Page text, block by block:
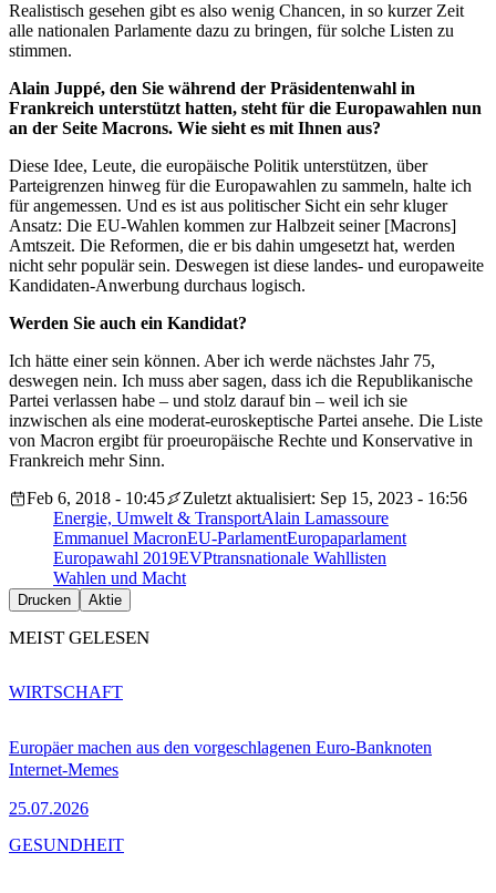
Realistisch gesehen gibt es also wenig Chancen, in so kurzer Zeit
alle nationalen Parlamente dazu zu bringen, für solche Listen zu
stimmen.
Alain Juppé, den Sie während der Präsidentenwahl in
Frankreich unterstützt hatten, steht für die Europawahlen nun
an der Seite Macrons. Wie sieht es mit Ihnen aus?
Diese Idee, Leute, die europäische Politik unterstützen, über
Parteigrenzen hinweg für die Europawahlen zu sammeln, halte ich
für angemessen. Und es ist aus politischer Sicht ein sehr kluger
Ansatz: Die EU-Wahlen kommen zur Halbzeit seiner [Macrons]
Amtszeit. Die Reformen, die er bis dahin umgesetzt hat, werden
nicht sehr populär sein. Deswegen ist diese landes- und europaweite
Kandidaten-Anwerbung durchaus logisch.
Werden Sie auch ein Kandidat?
Ich hätte einer sein können. Aber ich werde nächstes Jahr 75,
deswegen nein. Ich muss aber sagen, dass ich die Republikanische
Partei verlassen habe – und stolz darauf bin – weil ich sie
inzwischen als eine moderat-euroskeptische Partei ansehe. Die Liste
von Macron ergibt für proeuropäische Rechte und Konservative in
Frankreich mehr Sinn.
Feb 6, 2018 - 10:45
Zuletzt aktualisiert: Sep 15, 2023 - 16:56
Energie, Umwelt & TransportAlain Lamassoure
Emmanuel MacronEU-ParlamentEuropaparlament
Europawahl 2019EVPtransnationale Wahllisten
Wahlen und Macht
Drucken Aktie
MEIST GELESEN
Europäer machen aus den vorgeschlagenen Euro-Banknoten
Internet-Memes
25.07.2026
WIRTSCHAFT
GESUNDHEIT